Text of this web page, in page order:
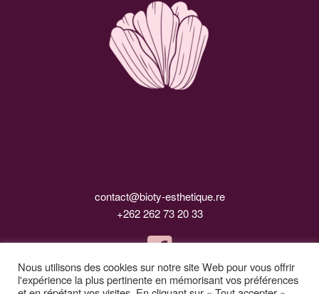
contact@bioty-esthetique.re
+262 262 73 20 33
Nous utilisons des cookies sur notre site Web pour vous offrir
l'expérience la plus pertinente en mémorisant vos préférences